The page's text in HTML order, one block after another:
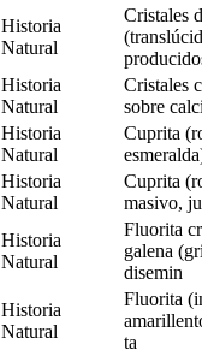
Historia
Natural
Cristales
Historia
Natural
Cristales
sobre
Historia
Natural
Cuprita
Historia
Natural
Cuprita
masivo,
Historia
Natural
Fluorita
galena
disemin
Historia
Natural
Fluorita
ta